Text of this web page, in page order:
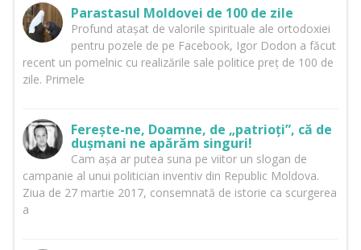
Parastasul Moldovei de 100 de zile
Profund atașat de valorile spirituale ale ortodoxiei
pentru pozele de pe Facebook, Igor Dodon a făcut
recent un pomelnic cu realizările sale politice preț de 100 de
zile. Primele
Ferește-ne, Doamne, de „patrioți”, că de
dușmani ne apărăm singuri!
Cam așa ar putea suna pe viitor un slogan de
campanie al unui politician inventiv din Republic Moldova.
Ziua de 27 martie 2017, consemnată de istorie ca scurgerea
a